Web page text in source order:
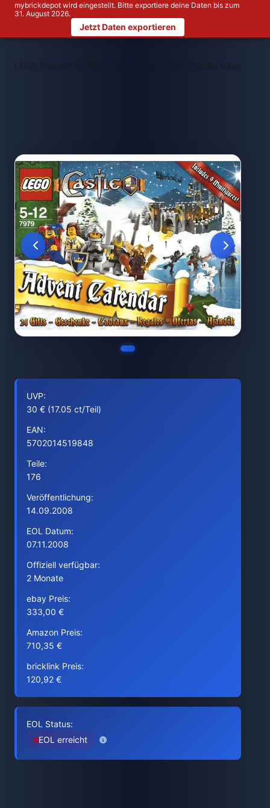
mybrickdepot wird eingestellt. Bitte exportiere deine Daten bis zum
31. August 2026.
Jetzt Daten exportieren
LEGO Themen > LEGO 7979 Castle Advent
UVP:
30 € (17.05 ct/Teil)
EAN:
5702014519848
Teile:
176
Veröffentlichung:
14.09.2008
EOL Datum:
07.11.2008
Offiziell verfügbar:
2 Monate
ebay Preis:
333,00 €
Amazon Preis:
710,35 €
bricklink Preis:
120,92 €
EOL Status:
EOL erreicht